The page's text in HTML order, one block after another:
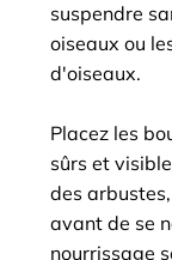
suspendre
oiseaux ou
d'oiseaux.
Placez les
sûrs et
des
avant de se
nourrissage